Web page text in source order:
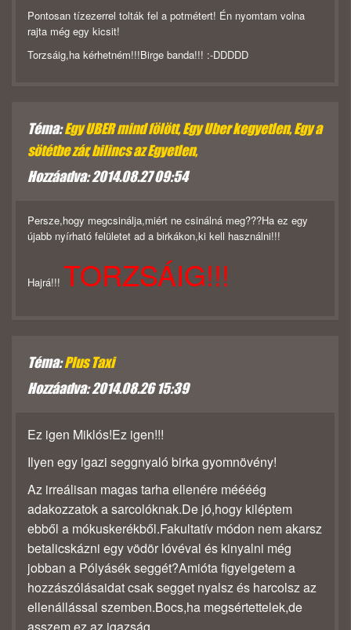
Pontosan tízezerrel tolták fel a potmétert! Én nyomtam volna
rajta még egy kicsit!
Torzsáig,ha kérhetném!!!Birge banda!!! :-DDDDD
Téma:Egy UBER mind fölött, Egy Uber kegyetlen, Egy a
sötétbe zár, bilincs az Egyetlen,
Hozzáadva: 2014.08.27 09:54
Persze,hogy megcsinálja,miért ne csinálná meg???Ha ez egy
újabb nyírható felületet ad a birkákon,ki kell használni!!!
Hajrá!!! TORZSÁIG!!!
Téma:Plus Taxi
Hozzáadva: 2014.08.26 15:39
Ez igen Miklós!Ez igen!!!
Ilyen egy igazi seggnyaló birka gyomnövény!
Az irreálisan magas tarha ellenére méééég
adakozzatok a sarcolóknak.De jó,hogy kiléptem
ebből a mókuskerékből.Fakultatív módon nem akarsz
betalicskázni egy vödör lóvéval és kinyalni még
jobban a Pólyásék seggét?Amióta figyelgetem a
hozzászólásaidat csak segget nyalsz és harcolsz az
ellenállással szemben.Bocs,ha megsértettelek,de